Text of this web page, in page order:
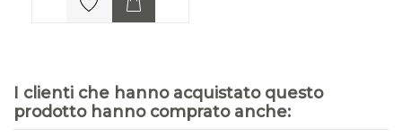
I clienti che hanno acquistato questo
prodotto hanno comprato anche: